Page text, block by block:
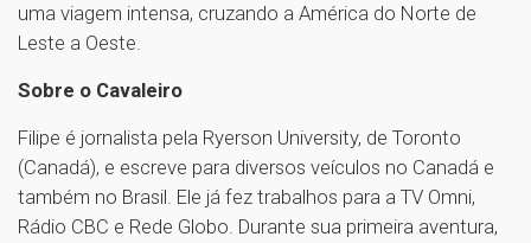
uma viagem intensa, cruzando a América do Norte de
Leste a Oeste.
Sobre o Cavaleiro
Filipe é jornalista pela Ryerson University, de Toronto
(Canadá), e escreve para diversos veículos no Canadá e
também no Brasil. Ele já fez trabalhos para a TV Omni,
Rádio CBC e Rede Globo. Durante sua primeira aventura,